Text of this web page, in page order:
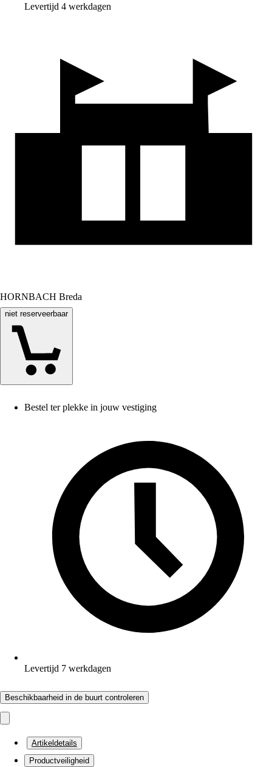
Levertijd 4 werkdagen
HORNBACH Breda
niet reserveerbaar
Bestel ter plekke in jouw vestiging
Levertijd 7 werkdagen
Beschikbaarheid in de buurt controleren
Artikeldetails
Productveiligheid